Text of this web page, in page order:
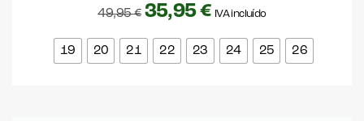
49,95€ 35,95€ IVA incluído
19 20 21 22 23 24 25 26